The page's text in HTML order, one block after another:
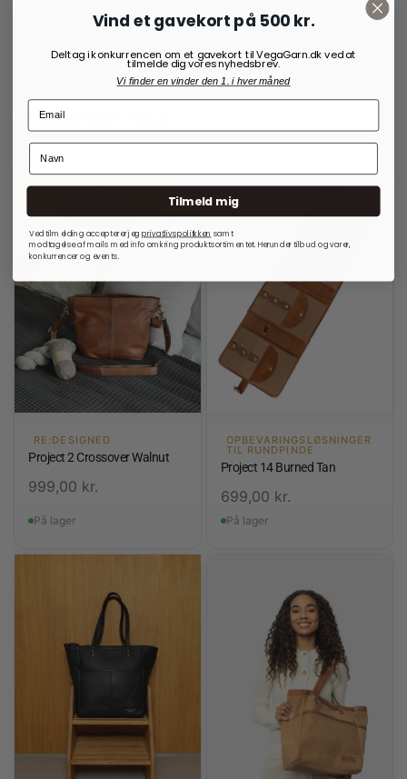
Vi anbefaler også:
RE:DESIGNED
Project 2 Crossover Walnut
999,00 kr.
På lager
OPBEVARINGSLØSNINGER
TIL RUNDPINDE
Project 14 Burned Tan
699,00 kr.
På lager
Vind et gavekort på 500 kr.
Deltag i konkurrencen om et gavekort til VegaGarn.dk ved at
tilmelde dig vores nyhedsbrev.
Vi finder en vinder den 1. i hver måned
Tilmeld mig
Ved tilmelding accepterer jegprivatlivspolitkken samt
modtagelse af mails med info omkring produktsortimentet. Herunder tilbud og varer,
konkurrencer og events.